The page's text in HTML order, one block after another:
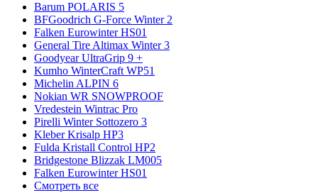
Barum POLARIS 5
BFGoodrich G-Force Winter 2
Falken Eurowinter HS01
General Tire Altimax Winter 3
Goodyear UltraGrip 9 +
Kumho WinterCraft WP51
Michelin ALPIN 6
Nokian WR SNOWPROOF
Vredestein Wintrac Pro
Pirelli Winter Sottozero 3
Kleber Krisalp HP3
Fulda Kristall Control HP2
Bridgestone Blizzak LM005
Falken Eurowinter HS01
Смотреть все